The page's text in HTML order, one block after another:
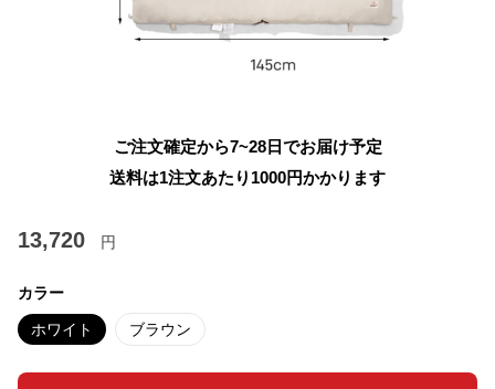
ご注文確定から7~28日でお届け予定
送料は1注文あたり 1000円かかります
13,720 円
カラー
ホワイト ブラウン